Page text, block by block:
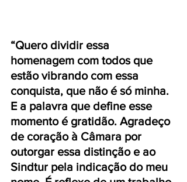
“Quero dividir essa
homenagem com todos que
estão vibrando com essa
conquista, que não é só minha.
E a palavra que define esse
momento é gratidão. Agradeço
de coração à Câmara por
outorgar essa distinção e ao
Sindtur pela indicação do meu